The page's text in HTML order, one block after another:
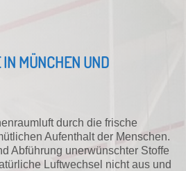
MÜNCHEN UND
durch die frische
Aufenthalt der Menschen.
Abführung unerwünschter Stoffe
Luftwechsel nicht aus und